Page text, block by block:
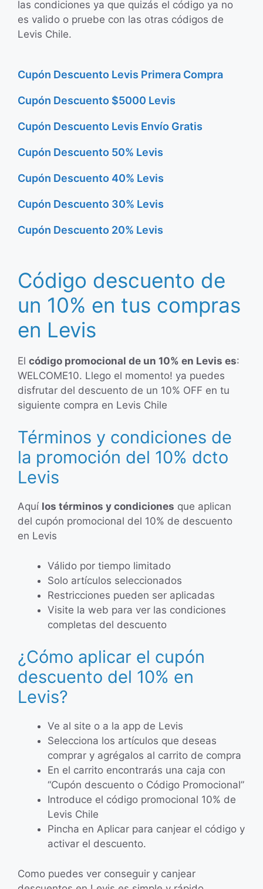
las condiciones ya que quizás el código ya no
es valido o pruebe con las otras códigos de
Levis Chile.
Cupón Descuento Levis Primera Compra
Cupón Descuento $5000 Levis
Cupón Descuento Levis Envío Gratis
Cupón Descuento 50% Levis
Cupón Descuento 40% Levis
Cupón Descuento 30% Levis
Cupón Descuento 20% Levis
Código descuento de
un 10% en tus compras
en Levis
El código promocional de un 10% en Levis es:
WELCOME10. Llego el momento! ya puedes
disfrutar del descuento de un 10% OFF en tu
siguiente compra en Levis Chile
Términos y condiciones de
la promoción del 10% dcto
Levis
Aquí los términos y condiciones que aplican
del cupón promocional del 10% de descuento
en Levis
Válido por tiempo limitado
Solo artículos seleccionados
Restricciones pueden ser aplicadas
Visite la web para ver las condiciones
completas del descuento
¿Cómo aplicar el cupón
descuento del 10% en
Levis?
Ve al site o a la app de Levis
Selecciona los artículos que deseas
comprar y agrégalos al carrito de compra
En el carrito encontrarás una caja con
“Cupón descuento o Código Promocional”
Introduce el código promocional 10% de
Levis Chile
Pincha en Aplicar para canjear el código y
activar el descuento.
Como puedes ver conseguir y canjear